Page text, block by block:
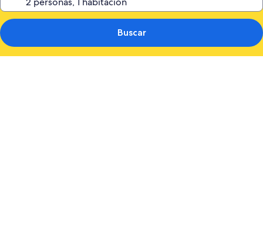
Buscar